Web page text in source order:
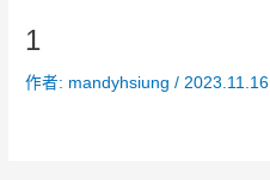
1
作者: mandyhsiung/ 2023.11.16